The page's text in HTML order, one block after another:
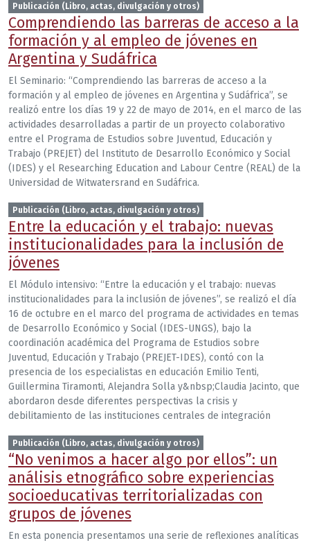
Publicación (Libro, actas, divulgación y otros)
Comprendiendo las barreras de acceso a la
formación y al empleo de jóvenes en
Argentina y Sudáfrica
El Seminario: “Comprendiendo las barreras de acceso a la
formación y al empleo de jóvenes en Argentina y Sudáfrica”, se
realizó entre los días 19 y 22 de mayo de 2014, en el marco de las
actividades desarrolladas a partir de un proyecto colaborativo
entre el Programa de Estudios sobre Juventud, Educación y
Trabajo (PREJET) del Instituto de Desarrollo Económico y Social
(IDES) y el Researching Education and Labour Centre (REAL) de la
Universidad de Witwatersrand en Sudáfrica.
Publicación (Libro, actas, divulgación y otros)
Entre la educación y el trabajo: nuevas
institucionalidades para la inclusión de
jóvenes
El Módulo intensivo: “Entre la educación y el trabajo: nuevas
institucionalidades para la inclusión de jóvenes”, se realizó el día
16 de octubre en el marco del programa de actividades en temas
de Desarrollo Económico y Social (IDES-UNGS), bajo la
coordinación académica del Programa de Estudios sobre
Juventud, Educación y Trabajo (PREJET-IDES), contó con la
presencia de los especialistas en educación Emilio Tenti,
Guillermina Tiramonti, Alejandra Solla y&nbsp;Claudia Jacinto, que
abordaron desde diferentes perspectivas la crisis y
debilitamiento de las instituciones centrales de integración
Publicación (Libro, actas, divulgación y otros)
“No venimos a hacer algo por ellos”: un
análisis etnográfico sobre experiencias
socioeducativas territorializadas con
grupos de jóvenes
En esta ponencia presentamos una serie de reflexiones analíticas